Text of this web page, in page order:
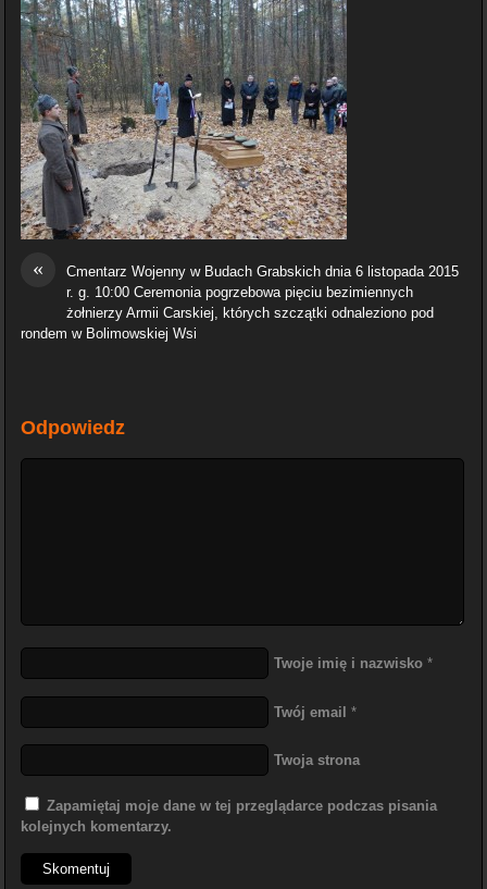
«
Cmentarz Wojenny w Budach Grabskich dnia 6 listopada 2015
r. g. 10:00 Ceremonia pogrzebowa pięciu bezimiennych
żołnierzy Armii Carskiej, których szczątki odnaleziono pod
rondem w Bolimowskiej Wsi
Odpowiedz
Twoje imię i nazwisko *
Twój email *
Twoja strona
Zapamiętaj moje dane w tej przeglądarce podczas pisania
kolejnych komentarzy.